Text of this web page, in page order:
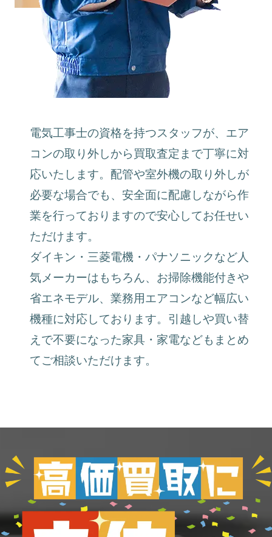
電気工事士の資格を持つスタッフが、エア
コンの取り外しから買取査定まで丁寧に対
応いたします。配管や室外機の取り外しが
必要な場合でも、安全面に配慮しながら作
業を行っておりますので安心してお任せい
ただけます。
ダイキン・三菱電機・パナソニックなど人
気メーカーはもちろん、お掃除機能付きや
省エネモデル、業務用エアコンなど幅広い
機種に対応しております。引越しや買い替
えで不要になった家具・家電などもまとめ
てご相談いただけます。